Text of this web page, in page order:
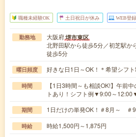
職種未経験OK 土日祝日が休み WEB登
勤務地 大阪府堺市東区
北野田駅から徒歩5分／初芝駅か
徒歩5分
曜日頻度 好きな日1日～OK！＊希望シフ
時間
【1日3時間～も相談OK!】午前
トあり！シフト例▼9:00～
期間 1日だけの単発OK！＃8月～ ＃
時給 時給1,500円～1,875円